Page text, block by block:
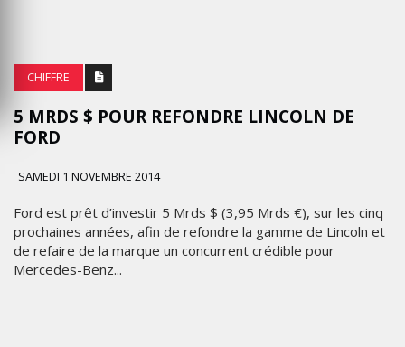
CHIFFRE
5 MRDS $ POUR REFONDRE LINCOLN DE
FORD
SAMEDI 1 NOVEMBRE 2014
Ford est prêt d’investir 5 Mrds $ (3,95 Mrds €), sur les cinq
prochaines années, afin de refondre la gamme de Lincoln et
de refaire de la marque un concurrent crédible pour
Mercedes-Benz...